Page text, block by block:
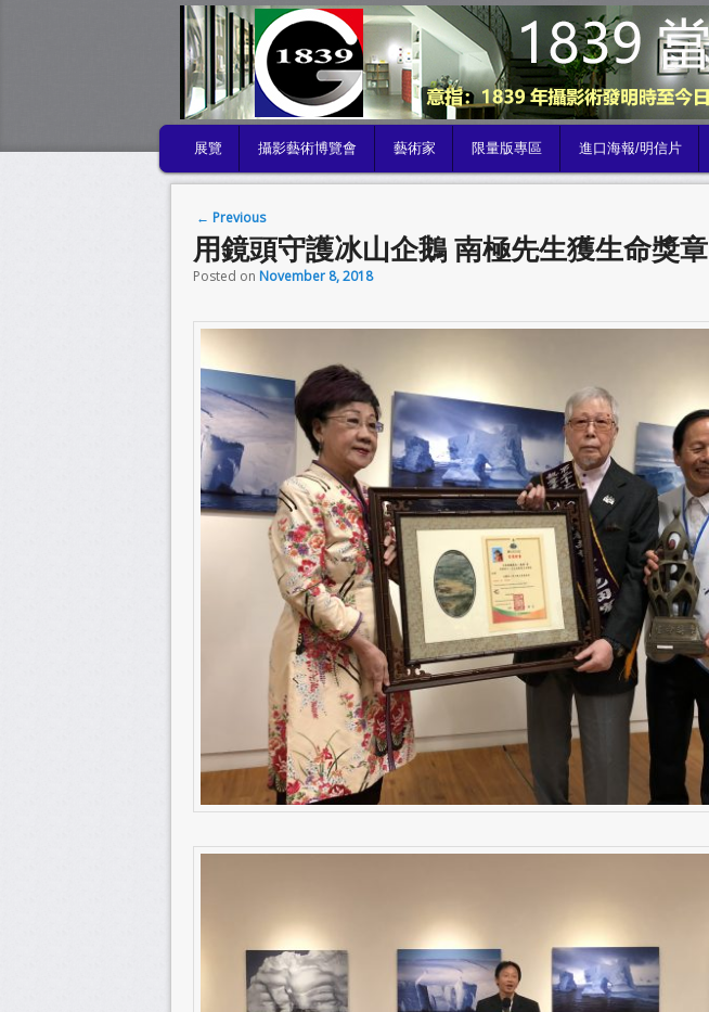
MAIN MENU
SKIP TO PRIMARY CONTENT
SKIP TO SECONDARY CONTENT
展覽 攝影藝術博覽會 藝術家 限量版專區 進口海報/明信片
Post navigation
← Previous
用鏡頭守護冰山企鵝 南極先生獲生命獎章
Posted on November 8, 2018